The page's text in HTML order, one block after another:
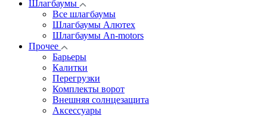
Шлагбаумы
Все шлагбаумы
Шлагбаумы Алютех
Шлагбаумы An-motors
Прочее
Барьеры
Калитки
Перегрузки
Комплекты ворот
Внешняя солнцезащита
Аксессуары